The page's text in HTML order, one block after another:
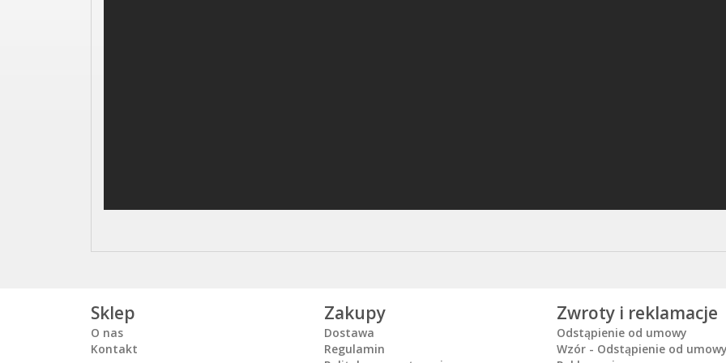
Sklep
O nas
Kontakt
Zakupy
Dostawa
Regulamin
Zwroty i reklamacje
Odstąpienie od umowy
Wzór - Odstąpienie od